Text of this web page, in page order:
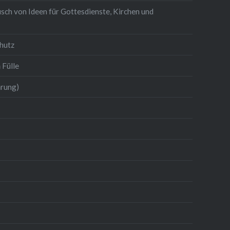
von Ideen für Gottesdienste, Kirchen und
Fülle